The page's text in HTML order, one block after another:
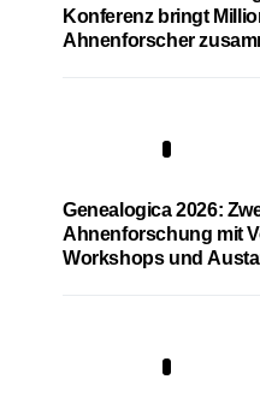
Konferenz bringt
Ahnenforscher
Genealogica 2026:
Ahnenforschung mit
Workshops und